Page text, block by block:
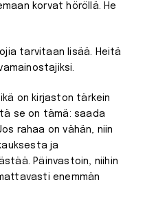
korvat höröllä. He
tarvitaan lisää. Heitä
on kirjaston tärkein
se on tämä: saada
rahaa on vähän, niin
ja
Päinvastoin, niihin
enemmän